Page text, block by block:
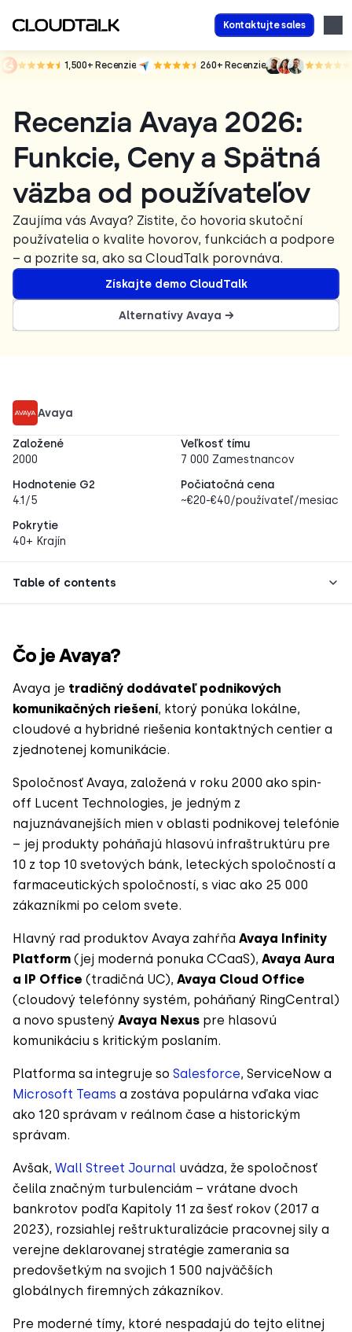
Kontaktujte sales
1,500+ Recenzie 260+ Recenzie
Recenzia Avaya 2026:
Funkcie, Ceny a Spätná
väzba od používateľov
Zaujíma vás Avaya? Zistite, čo hovoria skutoční
používatelia o kvalite hovorov, funkciách a podpore
– a pozrite sa, ako sa CloudTalk porovnáva.
Získajte demo CloudTalk
Alternatívy Avaya →
Table of contents
Čo je Avaya?
Avaya je tradičný dodávateľ podnikových
komunikačných riešení, ktorý ponúka lokálne,
cloudové a hybridné riešenia kontaktných centier a
zjednotenej komunikácie.
Spoločnosť Avaya, založená v roku 2000 ako spin-
off Lucent Technologies, je jedným z
najuznávanejších mien v oblasti podnikovej telefónie
– jej produkty poháňajú hlasovú infraštruktúru pre
10 z top 10 svetových bánk, leteckých spoločností a
farmaceutických spoločností, s viac ako 25 000
zákazníkmi po celom svete.
Hlavný rad produktov Avaya zahŕňa Avaya Infinity
Platform (jej moderná ponuka CCaaS), Avaya Aura
a IP Office (tradičná UC), Avaya Cloud Office
(cloudový telefónny systém, poháňaný RingCentral)
a novo spustený Avaya Nexus pre hlasovú
komunikáciu s kritickým poslaním.
Platforma sa integruje so Salesforce, ServiceNow a
Microsoft Teams a zostáva populárna vďaka viac
ako 120 správam v reálnom čase a historickým
správam.
Avšak, Wall Street Journal uvádza, že spoločnosť
čelila značným turbulenciám – vrátane dvoch
bankrotov podľa Kapitoly 11 za šesť rokov (2017 a
2023), rozsiahlej reštrukturalizácie pracovnej sily a
verejne deklarovanej stratégie zamerania sa
predovšetkým na svojich 1 500 najväčších
globálnych firemných zákazníkov.
Pre moderné tímy, ktoré nespadajú do tejto elitnej
Avaya
Založené
2000
Veľkosť tímu
7 000 Zamestnancov
Hodnotenie G2
4.1/5
Počiatočná cena
~€20-€40/používateľ/mesiac
Pokrytie
40+ Krajín